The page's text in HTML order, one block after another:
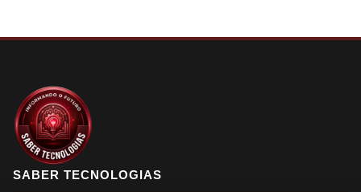
SABER TECNOLOGIAS